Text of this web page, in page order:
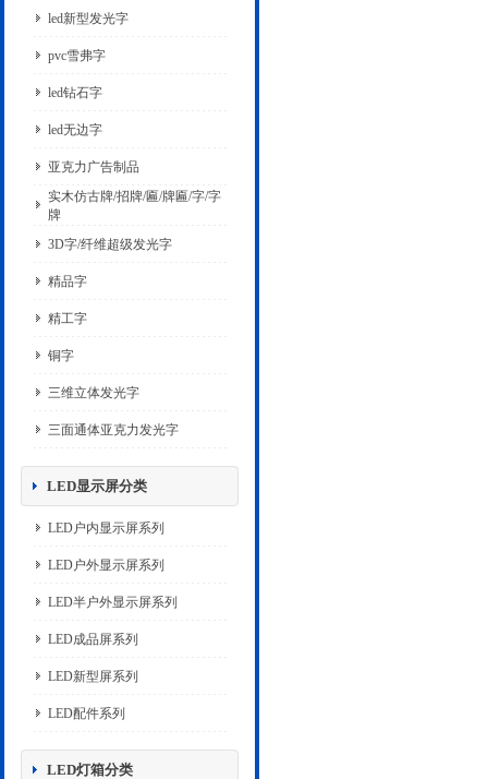
led新型发光字
pvc雪弗字
led钻石字
led无边字
亚克力广告制品
实木仿古牌/招牌/匾/牌匾/字/字
牌
3D字/纤维超级发光字
精品字
精工字
铜字
三维立体发光字
三面通体亚克力发光字
LED显示屏分类
LED户内显示屏系列
LED户外显示屏系列
LED半户外显示屏系列
LED成品屏系列
LED新型屏系列
LED配件系列
LED灯箱分类